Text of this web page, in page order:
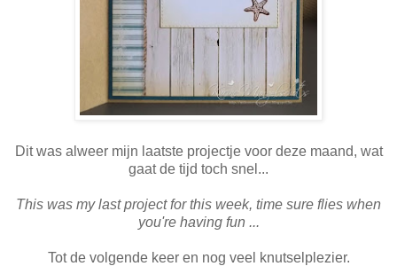
Dit was alweer mijn laatste projectje voor deze maand, wat
gaat de tijd toch snel...
This was my last project for this week, time sure flies when
you're having fun ...
Tot de volgende keer en nog veel knutselplezier.